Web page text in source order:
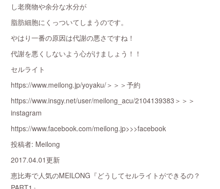
し老廃物や余分な水分が
脂肪細胞にくっついてしまうのです。
やはり一番の原因は代謝の悪さですね！
代謝を悪くしないよう心がけましょう！！
セルライト
https://www.meilong.jp/yoyaku/＞＞＞予約
https://www.insgy.net/user/meilong_acu/2104139383＞＞＞
instagram
https://www.facebook.com/meilong.jp>>>facebook
投稿者: Meilong
2017.04.01更新
恵比寿で人気のMEILONG『どうしてセルライトができるの？